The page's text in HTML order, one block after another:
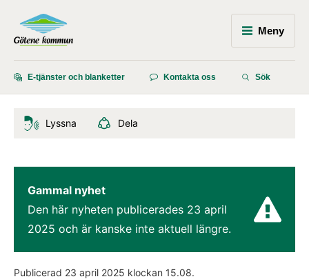
Meny
E-tjänster och blanketter Kontakta oss Sök
Lyssna Dela
Gammal nyhet
Den här nyheten publicerades 23 april
2025 och är kanske inte aktuell längre.
Publicerad 23 april 2025 klockan 15.08.